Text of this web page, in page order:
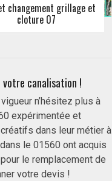
changement grillage et
cloture 07
votre canalisation !
n’hésitez plus à
expérimentée et
dans leur métier à
le 01560 ont acquis
le remplacement de
votre devis !